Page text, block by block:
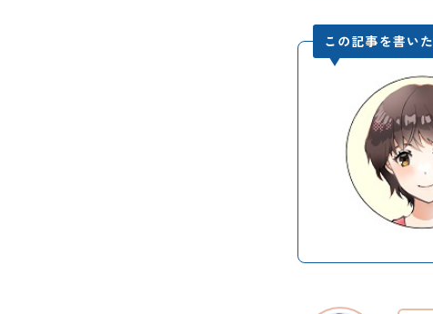
この記事を書い